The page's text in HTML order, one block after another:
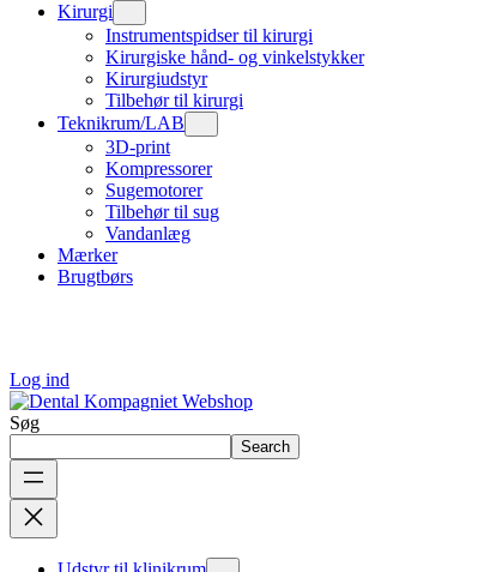
Kirurgi
Instrumentspidser til kirurgi
Kirurgiske hånd- og vinkelstykker
Kirurgiudstyr
Tilbehør til kirurgi
Teknikrum/LAB
3D-print
Kompressorer
Sugemotorer
Tilbehør til sug
Vandanlæg
Mærker
Brugtbørs
Log ind
Søg
Search